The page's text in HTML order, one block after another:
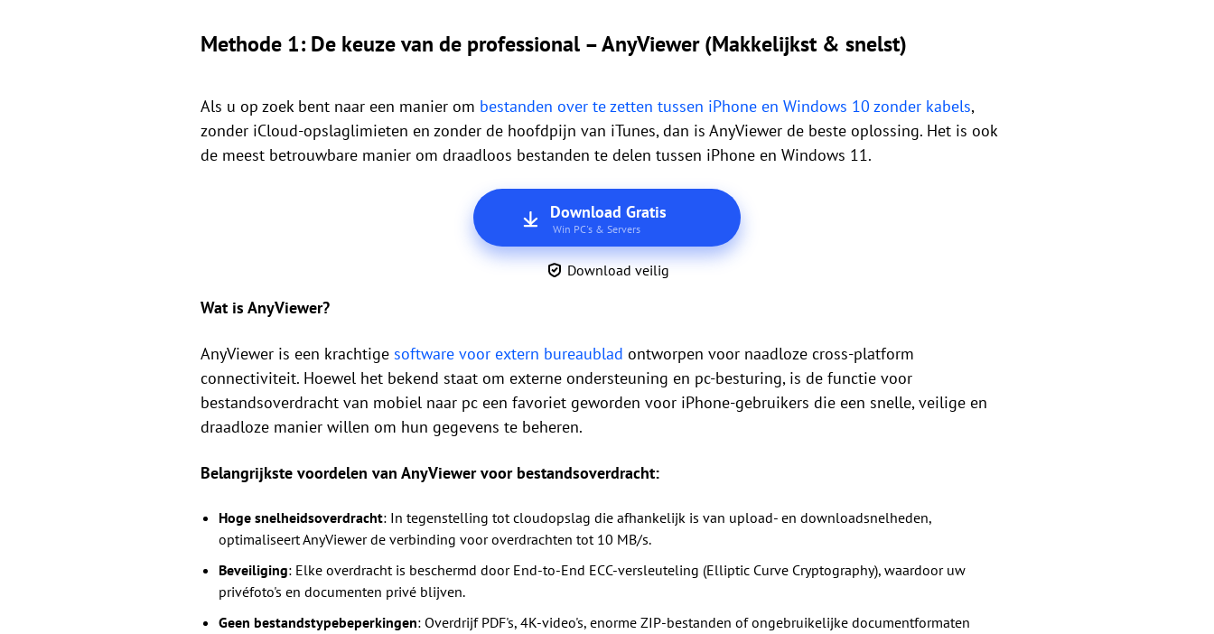
Methode 1: De keuze van de professional – AnyViewer (Makkelijkst & snelst)
Als u op zoek bent naar een manier om bestanden over te zetten tussen iPhone en Windows 10 zonder kabels,
zonder iCloud-opslaglimieten en zonder de hoofdpijn van iTunes, dan is AnyViewer de beste oplossing. Het is ook
de meest betrouwbare manier om draadloos bestanden te delen tussen iPhone en Windows 11.
Download Gratis
Win PC's & Servers
Download veilig
Wat is AnyViewer?
AnyViewer is een krachtige software voor extern bureaublad ontworpen voor naadloze cross-platform
connectiviteit. Hoewel het bekend staat om externe ondersteuning en pc-besturing, is de functie voor
bestandsoverdracht van mobiel naar pc een favoriet geworden voor iPhone-gebruikers die een snelle, veilige en
draadloze manier willen om hun gegevens te beheren.
Belangrijkste voordelen van AnyViewer voor bestandsoverdracht:
Hoge snelheidsoverdracht: In tegenstelling tot cloudopslag die afhankelijk is van upload- en downloadsnelheden,
optimaliseert AnyViewer de verbinding voor overdrachten tot 10 MB/s.
Beveiliging: Elke overdracht is beschermd door End-to-End ECC-versleuteling (Elliptic Curve Cryptography), waardoor uw
privéfoto's en documenten privé blijven.
Geen bestandstypebeperkingen: Overdrijf PDF's, 4K-video's, enorme ZIP-bestanden of ongebruikelijke documentformaten